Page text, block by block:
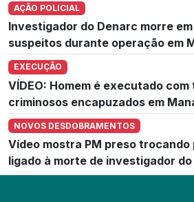
AÇÃO POLICIAL
Investigador do Denarc morre
suspeitos durante operação em
EXECUÇÃO
VÍDEO: Homem é executado
criminosos encapuzados em
NOVOS DESDOBRAMENTOS
Vídeo mostra PM preso
ligado à morte de investigador